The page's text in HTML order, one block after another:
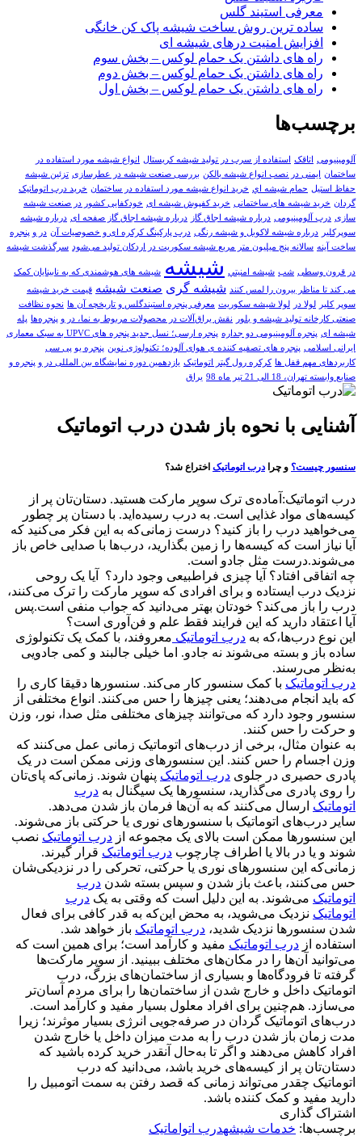
معرفی استیند گلس
ساده ترین روش ساخت شیشه پاک کن خانگی
افزایش امنیت درهای شیشه ای
راه های داشتن یک حمام لوکس – بخش سوم
راه های داشتن یک حمام لوکس – بخش دوم
راه های داشتن یک حمام لوکس – بخش اول
برچسب‌ها
آلومینیومی اتاقک استفاده از سرب در تولید شیشه کریستال
انواع شیشه مورد استفاده در
ساختمان
ایمنی در نصب انواع شیشه بالکن بررسی صنعت شیشه در عطرسازی تزئین شیشه
حفاظ استیل حمام شيشه اي خرید انواع شیشه مورد استفاده در ساختمان خرید درب اتوماتیک
گردان خرید شیشه های ساختمانی خرید کفپوش شیشه ای خودکفایی کشور در صنعت شیشه
سازی درب آلومینیومی درباره شیشه اجاق گاز درباره شیشه اجاق گاز صفحه ای درباره شیشه
سوپرکلیر
درباره شیشه لاکوبل و شیشه رنگی درب پارکینگ کرکره ای و خصوصیات آن در و پنجره
ساخت آینه سالانه پنج میلیون متر مربع شیشه سکوریت در اردکان تولید می‌شود سرگذشت شیشه
در قرون وسطی شب شيشه امنيتي شیشه شیشه های هوشمندی که به نابینایان کمک
می کند تا مناظر بیرون را لمس کنند
شیشه گری صنعت شيشه قیمت خرید شیشه
سوپر کلیر
لولا در لولا شیشه سکوریت معرفی پنجره استیندگلس و تاریخچه آن ها
نحوه نظافت
صنعتی کارخانه تولید شیشه و بلور
نقش یراق‌آلات در محصولات مربوط به نما، در و پنجره‌ها
پله
شیشه ای پنجره آلومینیومی دو جداره
پنجره ارسی؛ نسل جدید پنجره های UPVC به سبک معماری
ایرانی اسلامی پنجره های تصفیه کننده ی هوای آلوده؛ تکنولوژی نوین پنجره یو پی سی
کاربردهای مهم قفل ها کرکره رول گیتر اتوماتیک یازدهمین دوره نمایشگاه بین المللی در و پنجره و
صنایع وابسته تهران، 18 الی 21 تیر ماه 98
یراق
آشنایی با نحوه باز شدن درب‌ اتوماتیک
سنسور چیست؟ و چرادرب اتوماتیک اختراع شد؟
درب‌ اتوماتیک:آماده‌ی ترک سوپر مارکت هستید. دستان‌تان پر از
کیسه‌های مواد غذایی است. به درب رسیده‌اید. با دستان پر چطور
می‌خواهید درب را باز کنید؟ درست زمانی‌که به این فکر می‌کنید که
آیا نیاز است که کیسه‌ها را زمین بگذارید، درب‌ها با صدایی خاص باز
می‌شوند.درست مثل جادو است.
چه اتفاقی افتاد؟ آیا چیزی فراطبیعی وجود دارد؟ آیا یک روحی
نزدیک درب ایستاده و برای افرادی که سوپر مارکت را ترک می‌کنند،
درب را باز می‌کند؟ خودتان بهتر می‌دانید که جواب منفی است.پس
آیا اعتقاد دارید که این فرایند فقط علم و فن‌آوری است؟
این نوع درب‌ها،‌که به درب اتوماتیک معروفند، با کمک یک تکنولوژی
ساده باز و بسته می‌شوند نه جادو. اما خیلی جالبند و کمی جادویی
به‌نظر می‌رسند.
درب اتوماتیک با کمک سنسور کار می‌کند. سنسورها دقیقا کاری را
که باید انجام می‌دهند؛ یعنی چیزها را حس می‌کنند. انواع مختلفی از
سنسور وجود دارد که می‌توانند چیزهای مختلفی مثل صدا، نور، وزن
و حرکت را حس کنند.
به عنوان مثال، برخی از درب‌های اتوماتیک زمانی عمل می‌کنند که
وزن اجسام را حس کنند. این سنسورهای وزنی ممکن است در یک
پادری حصیری در جلوی درب اتوماتیک پنهان شوند. زمانی‌که پای‌تان
را روی پادری می‌گذارید، سنسورها یک سیگنال به درب
اتوماتیک ارسال می‌کنند که به آن‌ها فرمان باز شدن می‌دهد.
سایر درب‌های اتوماتیک با سنسورهای نوری یا حرکتی باز می‌شوند.
این سنسورها ممکن است بالای یک مجموعه از درب اتوماتیک نصب
شوند و یا در بالا یا اطراف چارچوب درب اتوماتیک قرار گیرند.
زمانی‌که این سنسورهای نوری یا حرکتی، تحرکی را در نزدیکی‌شان
حس می‌کنند، باعث باز شدن و سپس بسته شدن درب
اتوماتیک می‌شوند. به این دلیل است که وقتی به یک درب
اتوماتیک نزدیک می‌شوید، به محض این‌که به قدر کافی برای فعال
شدن سنسورها نزدیک شدید، درب اتوماتیک باز خواهد شد.
استفاده از درب اتوماتیک مفید و کارآمد است؛ برای همین است که
می‌توانید آن‌ها را در مکان‌های مختلف ببینید. از سوپر مارکت‌ها
گرفته تا فرودگاه‌ها و بسیاری از ساختمان‌های بزرگ، درب
اتوماتیک داخل و خارج شدن از ساختمان‌ها را برای مردم آسان‌تر
می‌سازد. هم‌چنین برای افراد معلول بسیار مفید و کارآمد است.
درب‌های اتوماتیک گردان در صرفه‌جویی انرژی بسیار موثرند؛ زیرا
مدت زمان باز شدن درب را به مدت میزان داخل یا خارج شدن
افراد کاهش می‌دهند و اگر تا به‌حال آنقدر خرید کرده باشید که
دستان‌تان پر از کیسه‌های خرید باشد، می‌دانید که درب
اتوماتیک چقدر می‌تواند زمانی که قصد رفتن به سمت اتومبیل را
دارید مفید و کمک کننده باشد.
اشتراک گذاری
برچسب‌ها: خدمات شیشهدرب اتواماتیک